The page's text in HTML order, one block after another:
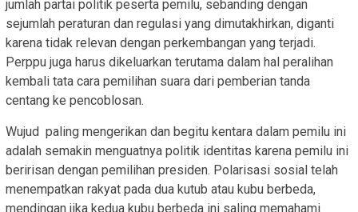
jumlah partai politik peserta pemilu, sebanding dengan
sejumlah peraturan dan regulasi yang dimutakhirkan, diganti
karena tidak relevan dengan perkembangan yang terjadi.
Perppu juga harus dikeluarkan terutama dalam hal peralihan
kembali tata cara pemilihan suara dari pemberian tanda
centang ke pencoblosan.
Wujud paling mengerikan dan begitu kentara dalam pemilu ini
adalah semakin menguatnya politik identitas karena pemilu ini
beririsan dengan pemilihan presiden. Polarisasi sosial telah
menempatkan rakyat pada dua kutub atau kubu berbeda,
mendingan jika kedua kubu berbeda ini saling memahami